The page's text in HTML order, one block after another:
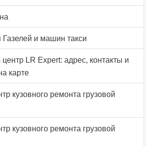
и машин такси
LR Expert: адрес, контакты и
карте
кузовного ремонта грузовой
кузовного ремонта грузовой